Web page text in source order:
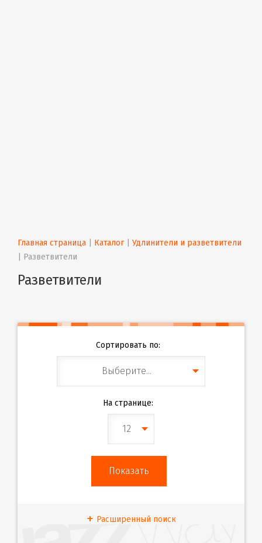
Главная страница Каталог | Удлинители и разветвители
Разветвители
Разветвители
Сортировать по:
Выберите...
На странице:
12
Расширенный поиск